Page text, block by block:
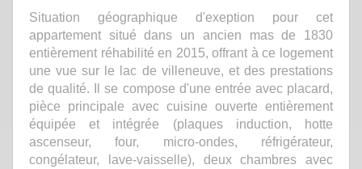
Situation géographique d'exeption pour cet
appartement situé dans un ancien mas de 1830
entièrement réhabilité en 2015, offrant à ce logement
une vue sur le lac de villeneuve, et des prestations
de qualité. Il se compose d'une entrée avec placard,
pièce principale avec cuisine ouverte entièrement
équipée et intégrée (plaques induction, hotte
ascenseur, four, micro-ondes, réfrigérateur,
congélateur, lave-vaisselle), deux chambres avec